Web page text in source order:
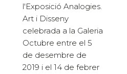
l'Exposició Analogies.
Art i Disseny
celebrada a la Galeria
Octubre entre el 5
de desembre de
2019 i el 14 de febrer